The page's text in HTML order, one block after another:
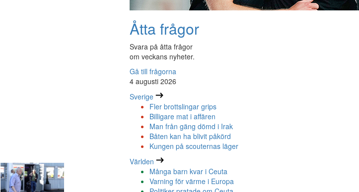
Åtta frågor
Svara på åtta frågor
om veckans nyheter.
Gå till frågorna
4 augusti 2026
Sverige
Fler brottslingar grips
Billigare mat i affären
Man från gäng dömd i Irak
Båten kan ha blivit påkörd
Kungen på scouternas läger
Världen
Många barn kvar i Ceuta
Varning för värme i Europa